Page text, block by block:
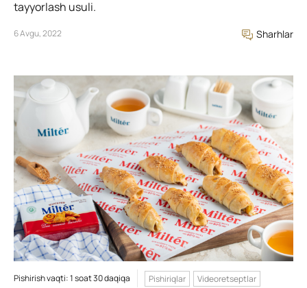
tayyorlash usuli.
6 Avgu, 2022 Sharhlar
Pishirish vaqti: 1 soat 30 daqiqa Pishiriqlar Videoretseptlar